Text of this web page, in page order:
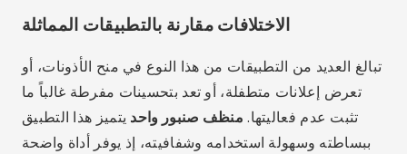
الاختلافات مقارنة بالتطبيقات المماثلة
تبالغ العديد من التطبيقات من هذا النوع في منح الأذونات، أو
تعرض إعلانات متطفلة، أو تعد بتحسينات مفرطة غالباً ما
تثبت عدم فعاليتها. منظف صنبور واحد يتميز هذا التطبيق
ببساطته وسهولة استخدامه وشفافيته، إذ يوفر أداة واضحة